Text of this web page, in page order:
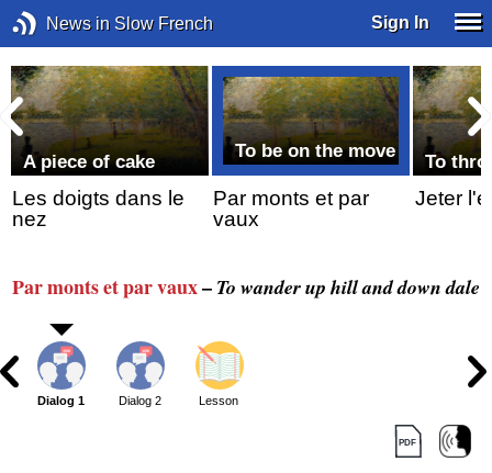
News in Slow French Sign In
A piece of cake
Les doigts dans le
nez
To be on the move
Par monts et par
vaux
To
Jeter
Par montset par vaux– To wander up hill and down dale
Dialog 1 Dialog 2 Lesson